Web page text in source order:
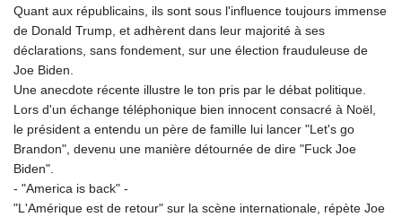
Quant aux républicains, ils sont sous l'influence toujours immense
de Donald Trump, et adhèrent dans leur majorité à ses
déclarations, sans fondement, sur une élection frauduleuse de
Joe Biden.
Une anecdote récente illustre le ton pris par le débat politique.
Lors d'un échange téléphonique bien innocent consacré à Noël,
le président a entendu un père de famille lui lancer "Let's go
Brandon", devenu une manière détournée de dire "Fuck Joe
Biden".
- "America is back" -
"L'Amérique est de retour" sur la scène internationale, répète Joe